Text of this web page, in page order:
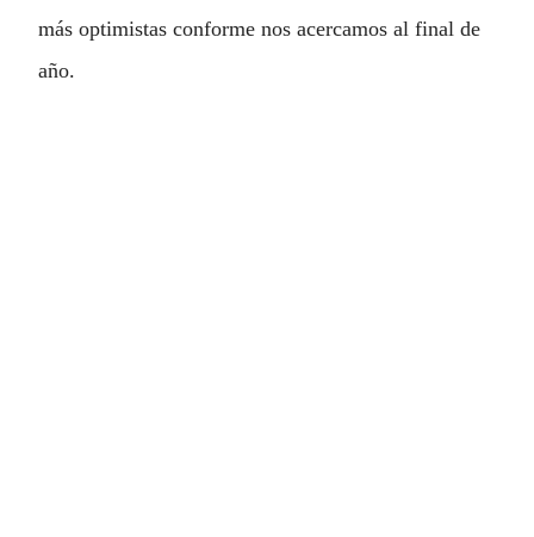
más optimistas conforme nos acercamos al final de
año.